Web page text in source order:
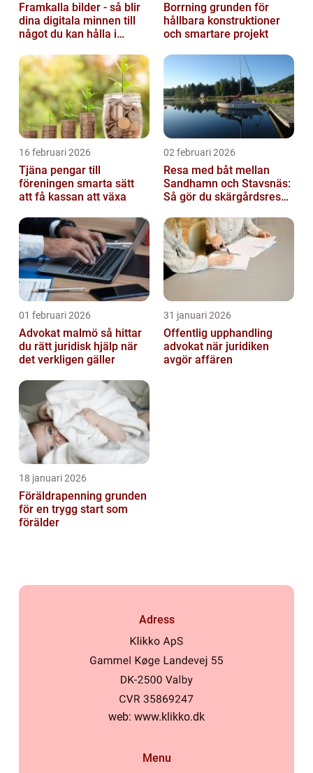
Framkalla bilder - så blir
dina digitala minnen till
något du kan hålla i
Borrning grunden för
hållbara konstruktioner
och smartare projekt
16 februari 2026
Tjäna pengar till
föreningen smarta sätt
att få kassan att växa
02 februari 2026
Resa med båt mellan
Sandhamn och Stavsnäs:
Så gör du skärgårdsresan
01 februari 2026
Advokat malmö så hittar
du rätt juridisk hjälp när
det verkligen gäller
31 januari 2026
Offentlig upphandling
advokat när juridiken
avgör affären
18 januari 2026
Föräldrapenning grunden
för en trygg start som
förälder
Adress
web: www.klikko.dk
Menu